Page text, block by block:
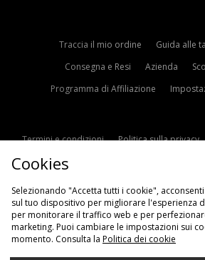
Traccia il mio ordine Guida alle
Consegna e Resi
Azienda
Programma di Affiliazione
Termini e condizioni Politica sulla privacy
Cookies
Selezionando "Accetta tutti i cookie",
sul tuo dispositivo per migliorare l'esperienza
per monitorare il traffico web e per
marketing. Puoi cambiare le impostazioni sui
momento. Consulta la Politica dei cookie